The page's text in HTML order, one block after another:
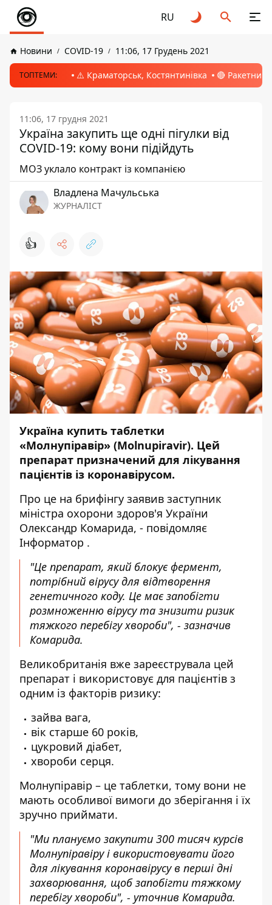
RU
Новини COVID-19 11:06, 17 Грудень 2021
ТОПТЕМИ: ⚠️ Краматорськ, Костянтинівка 🔴 Ракетний
11:06, 17 грудня 2021
Україна закупить ще одні пігулки від
COVID-19: кому вони підійдуть
МОЗ уклало контракт із компанією
Владлена Мачульська
ЖУРНАЛІСТ
👍
Україна купить таблетки
«Молнупіравір» (Molnupiravir). Цей
препарат призначений для лікування
пацієнтів із коронавірусом.
Про це на брифінгу заявив заступник
міністра охорони здоров'я України
Олександр Комарида, - повідомляє
Інформатор .
"Це препарат, який блокує фермент,
потрібний вірусу для відтворення
генетичного коду. Це має запобігти
розмноженню вірусу та знизити ризик
тяжкого перебігу хвороби", - зазначив
Комарида.
Великобританія вже зареєструвала цей
препарат і використовує для пацієнтів з
одним із факторів ризику:
зайва вага,
вік старше 60 років,
цукровий діабет,
хвороби серця.
Молнупіравір – це таблетки, тому вони не
мають особливої ​​вимоги до зберігання і їх
зручно приймати.
"Ми плануємо закупити 300 тисяч курсів
Молнупіравіру і використовувати його
для лікування коронавірусу в перші дні
захворювання, щоб запобігти тяжкому
перебігу хвороби", - уточнив Комарида.